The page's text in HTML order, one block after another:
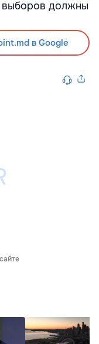
выборов должны
в Google